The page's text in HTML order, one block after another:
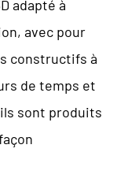
adapté à
avec pour
constructifs à
de temps et
sont produits